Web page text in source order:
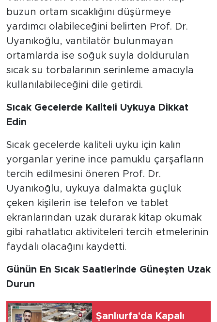
buzun ortam sıcaklığını düşürmeye
yardımcı olabileceğini belirten Prof. Dr.
Uyanıkoğlu, vantilatör bulunmayan
ortamlarda ise soğuk suyla doldurulan
sıcak su torbalarının serinleme amacıyla
kullanılabileceğini dile getirdi.
Sıcak Gecelerde Kaliteli Uykuya Dikkat
Edin
Sıcak gecelerde kaliteli uyku için kalın
yorganlar yerine ince pamuklu çarşafların
tercih edilmesini öneren Prof. Dr.
Uyanıkoğlu, uykuya dalmakta güçlük
çeken kişilerin ise telefon ve tablet
ekranlarından uzak durarak kitap okumak
gibi rahatlatıcı aktiviteleri tercih etmelerinin
faydalı olacağını kaydetti.
Günün En Sıcak Saatlerinde Güneşten Uzak
Durun
Şanlıurfa'da Kapalı